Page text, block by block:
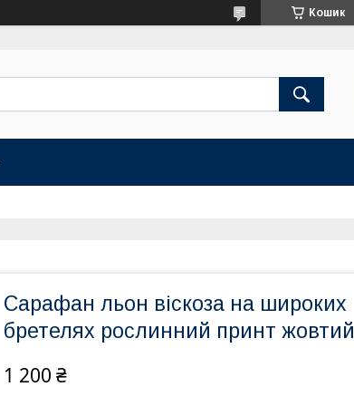
Кошик
Сарафан льон віскоза на широких
бретелях рослинний принт жовтий
1 200 ₴